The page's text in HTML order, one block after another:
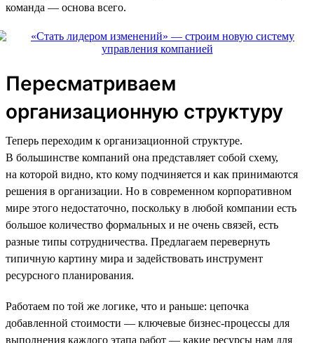
команда — основа всего.
Пересматриваем
организационную структуру
Теперь переходим к организационной структуре.
В большинстве компаний она представляет собой схему,
на которой видно, кто кому подчиняется и как принимаются
решения в организации. Но в современном корпоративном
мире этого недостаточно, поскольку в любой компании есть
большое количество формальных и не очень связей, есть
разные типы сотрудничества. Предлагаем перевернуть
типичную картину мира и задействовать инструмент
ресурсного планирования.
Работаем по той же логике, что и раньше: цепочка
добавленной стоимости — ключевые бизнес-процессы для
выполнения каждого этапа работ — какие ресурсы нам для